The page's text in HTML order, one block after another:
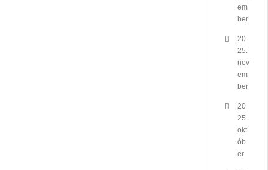
em
ber
20
25.
nov
em
ber
20
25.
okt
ób
er